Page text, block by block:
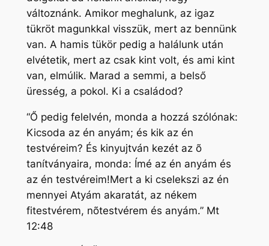
változnánk. Amikor meghalunk, az igaz
tükröt magunkkal visszük, mert az bennünk
van. A hamis tükör pedig a halálunk után
elvétetik, mert az csak kint volt, és ami kint
van, elmúlik. Marad a semmi, a belső
üresség, a pokol. Ki a családod?
“Ő pedig felelvén, monda a hozzá szólónak:
Kicsoda az én anyám; és kik az én
testvéreim? És kinyujtván kezét az õ
tanítványaira, monda: Ímé az én anyám és
az én testvéreim!Mert a ki cselekszi az én
mennyei Atyám akaratát, az nékem
fitestvérem, nõtestvérem és anyám.” Mt
12:48